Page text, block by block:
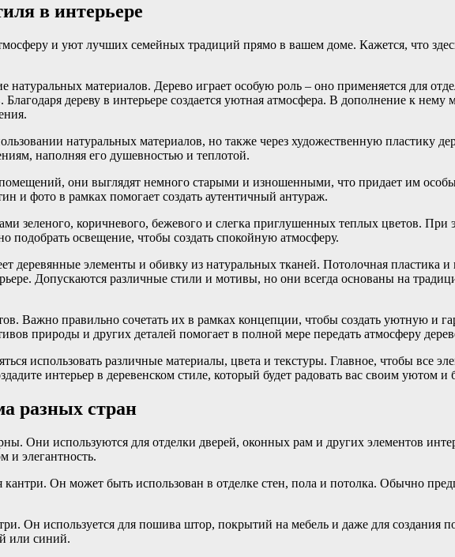
в интерьере
и уют лучших семейных традиций прямо в вашем доме. Кажется, что
натуральных материалов. Дерево играет особую роль – оно применяется для
дереву в интерьере создается уютная атмосфера. В дополнение к нему
натуральных материалов, но также через художественную пластику
наполняя его душевностью и теплотой.
они выглядят немного старыми и изношенными, что придает им
и фото в рамках помогает создать аутентичный антураж.
зеленого, коричневого, бежевого и слегка приглушенных теплых цветов. При
освещение, чтобы создать спокойную атмосферу.
деревянные элементы и обивку из натуральных тканей. Потолочная
Допускаются различные стили и мотивы, но они всегда основаны на
Важно правильно сочетать их в рамках концепции, чтобы создать уютную и
природы и других деталей помогает в полной мере передать атмосферу
использовать различные материалы, цвета и текстуры. Главное, чтобы все
интерьер в деревенском стиле, который будет радовать вас своим уютом
разных стран
Они используются для отделки дверей, оконных рам и других элементов
и элегантность.
Он может быть использован в отделке стен, пола и потолка. Обычно
Он используется для пошива штор, покрытий на мебель и даже для создания
или синий.